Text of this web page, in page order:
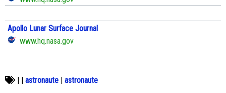
Apollo Lunar Surface Journal
www.hq.nasa.gov
| | astronaute | astronaute